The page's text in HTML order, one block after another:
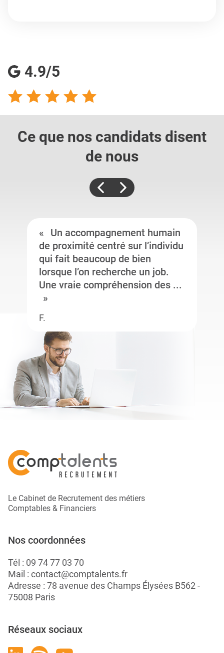
4.9/5
Ce que nos candidats disent
de nous
Un accompagnement humain
de proximité centré sur l’individu
qui fait beaucoup de bien
lorsque l’on recherche un job.
Une vraie compréhension des ...
F.
Le Cabinet de Recrutement des métiers
Comptables & Financiers
Nos coordonnées
Tél : 09 74 77 03 70
Mail : contact@comptalents.fr
Adresse : 78 avenue des Champs Élysées B562 -
75008 Paris
Réseaux sociaux